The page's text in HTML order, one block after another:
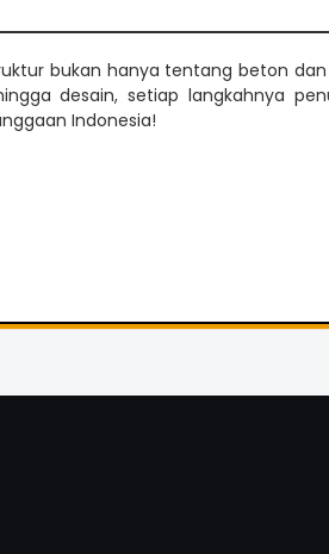
bukan hanya tentang beton
desain, setiap langkahnya
Indonesia!